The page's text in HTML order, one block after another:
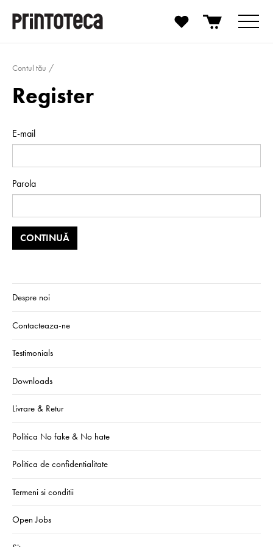
Contul tău
Register
E-mail
Parola
Despre noi
Contacteaza-ne
Testimonials
Downloads
Livrare & Retur
Politica No fake & No hate
Politica de confidentialitate
Termeni si conditii
Open Jobs